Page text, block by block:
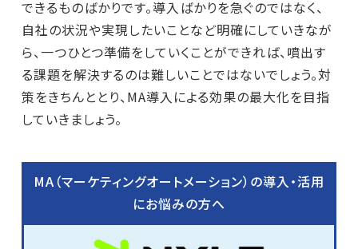
できるものばかりです。導入ばかりを急ぐのではなく、
自社の状況や実現したいことなど明確にしていきなが
ら、一つひとつ準備をしていくことができれば、噴出す
る課題を解決するのは難しいことではないでしょう。対
策をきちんととり、MA導入による効果の最大化を目指
していきましょう。
MA（マーケティングオートメーション）の導入・活用
にお悩みの方へ